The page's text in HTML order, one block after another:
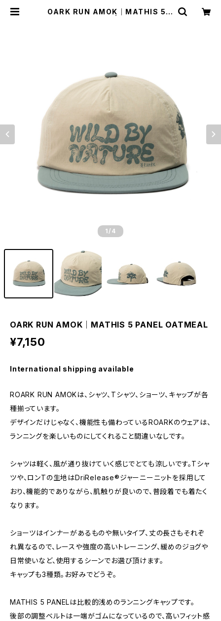
OARK RUN AMOK｜MATHIS 5 P
1 /4
OARK RUN AMOK｜MATHIS 5 PANEL OATMEAL
¥7,150
International shipping available
ROARK RUN AMOKは、シャツ、Tシャツ、ショーツ、キャップが各
種揃っています。
デザインだけじゃなく、機能性も備わっているROARKのウェアは、
ランニングを楽しいものにしてくれること間違いなしです。
シャツは軽く、風が通り抜けていく感じでとても涼しいです。Tシャ
ツや、ロンTの生地はDriRelease®ジャーニーニットを採用して
おり、機能的でありながら、肌触りが良いので、普段着でも着たく
なります。
ショーツはインナーがあるものや無いタイプ、丈の長さもそれぞ
れ異なるので、レースや強度の高いトレーニング、緩めのジョグや
日常使いなど、使用するシーンでお選び頂けます。
キャップも3種類。お好みでどうぞ。
MATHIS 5 PANELは比較的浅めのランニングキャップです。
後部の調整ベルトは一端がゴムになっているので、高いフィット感